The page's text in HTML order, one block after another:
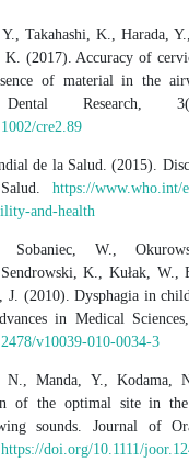
Takahashi, K., Harada,
(2017). Accuracy of
of material in the
Dental Research,
cre2.89
de la Salud. (2015).
https://www.who.int/
and-health
W.,
K., Kułak, W.,
J. (2010). Dysphagia in
in Medical
v10039-010-0034-3
N., Manda, Y., Kodama,
of the optimal site in
sounds. Journal of
https://doi.org/10.1111/